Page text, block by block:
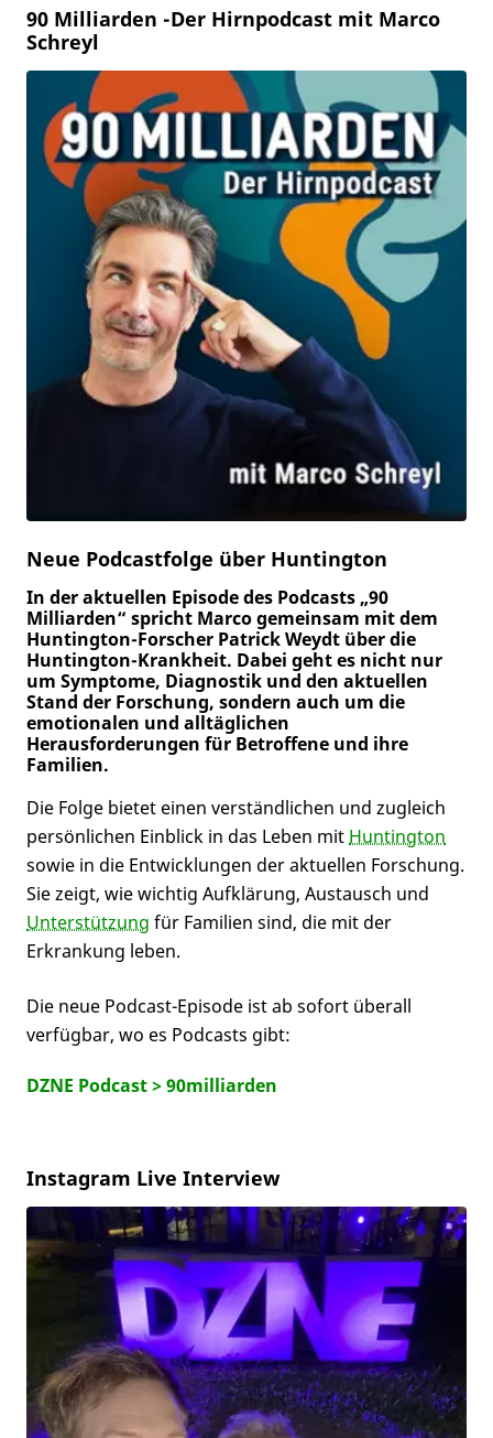
90 Milliarden -Der Hirnpodcast mit Marco
Schreyl
Neue Podcastfolge über Huntington
In der aktuellen Episode des Podcasts „90
Milliarden“ spricht Marco gemeinsam mit dem
Huntington-Forscher Patrick Weydt über die
Huntington-Krankheit. Dabei geht es nicht nur
um Symptome, Diagnostik und den aktuellen
Stand der Forschung, sondern auch um die
emotionalen und alltäglichen
Herausforderungen für Betroffene und ihre
Familien.
Die Folge bietet einen verständlichen und zugleich
persönlichen Einblick in das Leben mit Huntington
sowie in die Entwicklungen der aktuellen Forschung.
Sie zeigt, wie wichtig Aufklärung, Austausch und
Unterstützung für Familien sind, die mit der
Erkrankung leben.
Die neue Podcast-Episode ist ab sofort überall
verfügbar, wo es Podcasts gibt:
DZNE Podcast > 90milliarden
Instagram Live Interview